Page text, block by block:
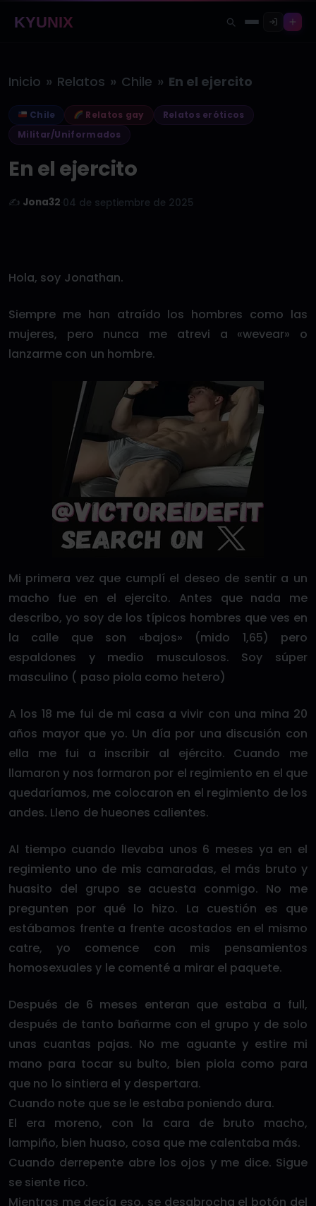
KYUNIX
Inicio » Relatos » Chile » En el ejercito
Chile Relatos gay
Relatos eróticos
Militar/Uniformados
En el ejercito
✍️ Jona32 04 de septiembre de 2025
Hola, soy Jonathan.
Siempre me han atraído los hombres como las
mujeres, pero nunca me atrevi a «wevear» o
lanzarme con un hombre.
Mi primera vez que cumplí el deseo de sentir a un
macho fue en el ejercito. Antes que nada me
describo, yo soy de los típicos hombres que ves en
la calle que son «bajos» (mido 1,65) pero
espaldones y medio musculosos. Soy súper
masculino ( paso piola como hetero)
A los 18 me fui de mi casa a vivir con una mina 20
años mayor que yo. Un día por una discusión con
ella me fui a inscribir al ejército. Cuando me
llamaron y nos formaron por el regimiento en el que
quedaríamos, me colocaron en el regimiento de los
andes. Lleno de hueones calientes.
Al tiempo cuando llevaba unos 6 meses ya en el
regimiento uno de mis camaradas, el más bruto y
huasito del grupo se acuesta conmigo. No me
pregunten por qué lo hizo. La cuestión es que
estábamos frente a frente acostados en el mismo
catre, yo comence con mis pensamientos
homosexuales y le comenté a mirar el paquete.
Después de 6 meses enteran que estaba a full,
después de tanto bañarme con el grupo y de solo
unas cuantas pajas. No me aguante y estire mi
mano para tocar su bulto, bien piola como para
que no lo sintiera el y despertara.
Cuando note que se le estaba poniendo dura.
El era moreno, con la cara de bruto macho,
lampiño, bien huaso, cosa que me calentaba más.
Cuando derrepente abre los ojos y me dice. Sigue
se siente rico.
Mientras me decía eso, se desabrocha el botón del